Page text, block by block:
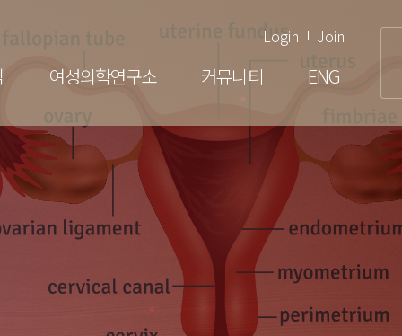
Login Join
여성의학연구소 커뮤니티 ENG
여성클리닉
부인과 검진
배란장애·생리불순
부정출혈
생식기 감염
생식기 종양
갱년기관리